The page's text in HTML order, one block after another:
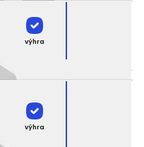
výhra
výhra